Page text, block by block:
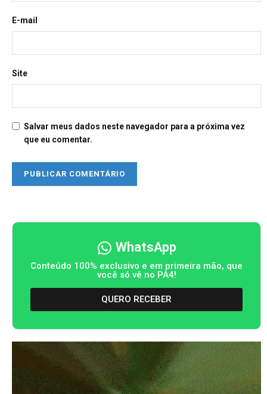
E-mail
Site
Salvar meus dados neste navegador para a próxima vez
que eu comentar.
WhatsApp
Conteúdo 100% exclusivo e em primeira mão, que
você só vê no PA4!
QUERO RECEBER